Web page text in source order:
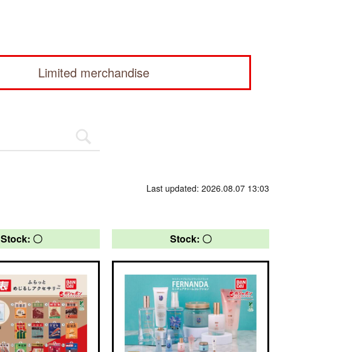
Limited merchandise
Last updated: 2026.08.07 13:03
Stock: 〇 Stock: 〇